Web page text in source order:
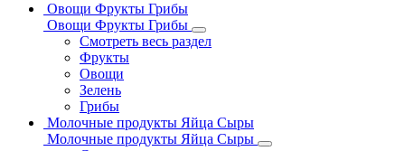
Овощи Фрукты Грибы
Овощи Фрукты Грибы
Смотреть весь раздел
Фрукты
Овощи
Зелень
Грибы
Молочные продукты Яйца Сыры
Молочные продукты Яйца Сыры